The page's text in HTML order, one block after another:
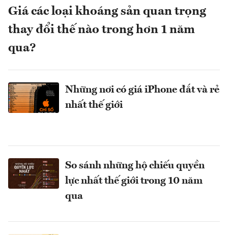
Giá các loại khoáng sản quan trọng
thay đổi thế nào trong hơn 1 năm
qua?
Những nơi có giá iPhone đắt và rẻ
nhất thế giới
So sánh những hộ chiếu quyền
lực nhất thế giới trong 10 năm
qua